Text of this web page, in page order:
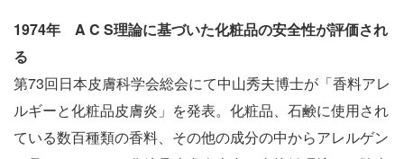
1974年 A C S理論に基づいた化粧品の安全性が評価され
る
第73回日本皮膚科学会総会にて中山秀夫博士が「香料アレ
ルギーと化粧品皮膚炎」を発表。化粧品、石鹸に使用され
ている数百種類の香料、その他の成分の中からアレルゲン